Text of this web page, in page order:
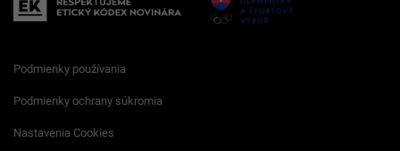
Podmienky používania
Podmienky ochrany súkromia
Nastavenia Cookies